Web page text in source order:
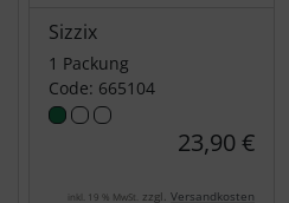
Sizzix
1 Packung
Code: 665104
23,90 €
inkl. 19 % MwSt. zzgl. Versandkosten